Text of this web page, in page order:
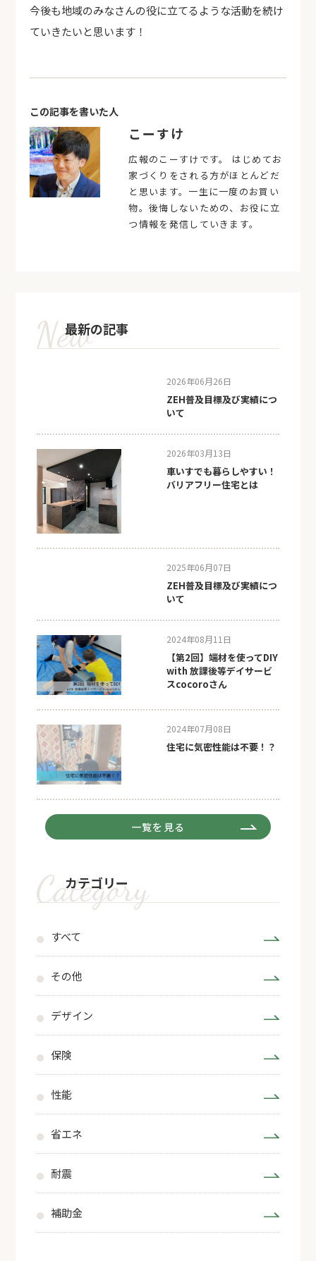
今後も地域のみなさんの役に立てるような活動を続け
ていきたいと思います！
この記事を書いた人
こーすけ
広報のこーすけです。 はじめてお
家づくりをされる方がほとんどだ
と思います。一生に一度のお買い
物。後悔しないための、お役に立
つ情報を発信していきます。
最新の記事
2026年06月26日
ZEH普及目標及び実績につ
いて
2026年03月13日
車いすでも暮らしやすい！
バリアフリー住宅とは
2025年06月07日
ZEH普及目標及び実績につ
いて
2024年08月11日
【第2回】端材を使ってDIY
with 放課後等デイサービ
スcocoroさん
2024年07月08日
住宅に気密性能は不要！？
一覧を見る
カテゴリー
すべて
その他
デザイン
保険
性能
省エネ
耐震
補助金